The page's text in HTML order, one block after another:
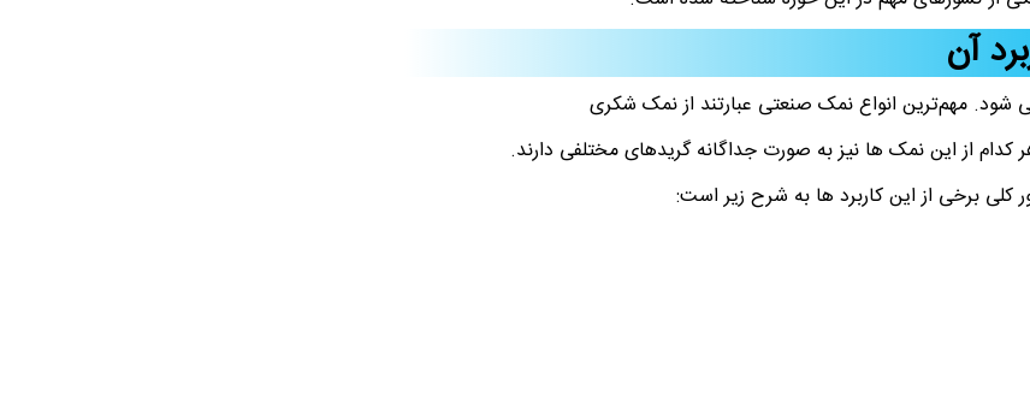
آن
مهم‌ترین انواع نمک صنعتی عبارتند از نمک شکری
از این نمک ها نیز به صورت جداگانه گریدهای مختلفی دارند.
کلی برخی از این کاربرد ها به شرح زیر است: